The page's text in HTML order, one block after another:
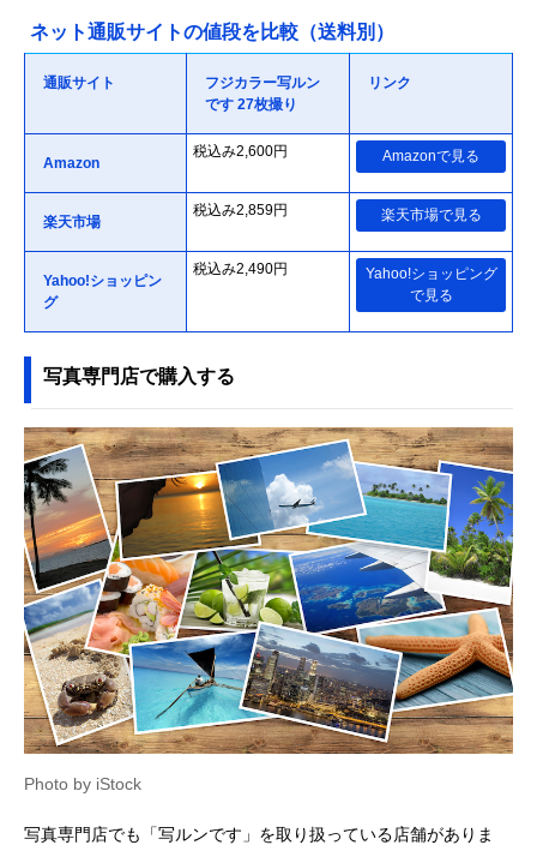
ネット通販サイトの値段を比較（送料別）
通販サイト
フジカラー写ルン
です 27枚撮り
リンク
Amazon
税込み2,600円 Amazonで見る
楽天市場
税込み2,859円 楽天市場で見る
Yahoo!ショッピン
グ
税込み2,490円
Yahoo!ショッピング
で見る
写真専門店で購入する
Photo by iStock
写真専門店でも「写ルンです」を取り扱っている店舗がありま